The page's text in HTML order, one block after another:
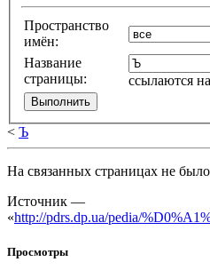
Пространство
имён:
Название
страницы:
ссылаются
< Ъ
На связанных страницах не
Источник —
«http://pdrs.dp.ua/pedia/
Просмотры